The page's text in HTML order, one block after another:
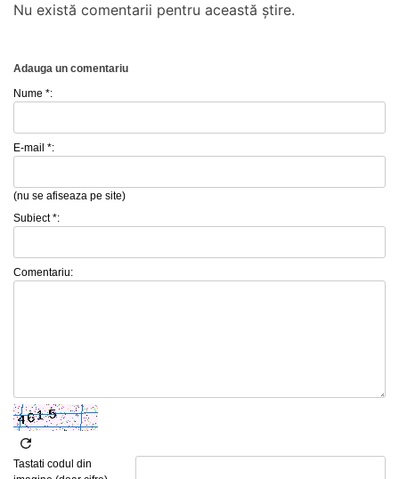
Nu există comentarii pentru această știre.
Adauga un comentariu
Nume *:
E-mail *:
(nu se afiseaza pe site)
Subiect *:
Comentariu:
Tastati codul din